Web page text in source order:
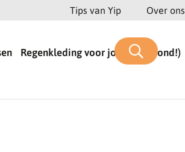
Tips van Yip Over ons
Regenkleding voor jou (en je hond!)